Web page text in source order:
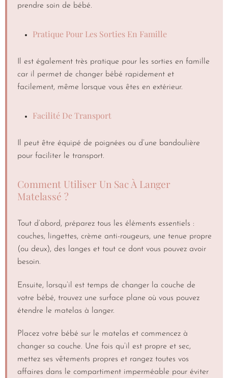
prendre soin de bébé.
Pratique Pour Les Sorties En Famille
Il est également très pratique pour les sorties en famille
car il permet de changer bébé rapidement et
facilement, même lorsque vous êtes en extérieur.
Facilité De Transport
Il peut être équipé de poignées ou d’une bandoulière
pour faciliter le transport.
Comment Utiliser Un Sac À Langer
Matelassé ?
Tout d’abord, préparez tous les éléments essentiels :
couches, lingettes, crème anti-rougeurs, une tenue propre
(ou deux), des langes et tout ce dont vous pouvez avoir
besoin.
Ensuite, lorsqu’il est temps de changer la couche de
votre bébé, trouvez une surface plane où vous pouvez
étendre le matelas à langer.
Placez votre bébé sur le matelas et commencez à
changer sa couche. Une fois qu’il est propre et sec,
mettez ses vêtements propres et rangez toutes vos
affaires dans le compartiment imperméable pour éviter